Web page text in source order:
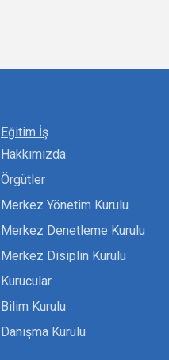
Eğitim İş
Hakkımızda
Örgütler
Merkez Yönetim Kurulu
Merkez Denetleme Kurulu
Merkez Disiplin Kurulu
Kurucular
Bilim Kurulu
Danışma Kurulu